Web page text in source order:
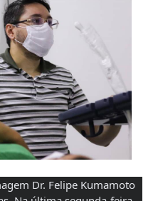
Dr. Felipe Kumamoto